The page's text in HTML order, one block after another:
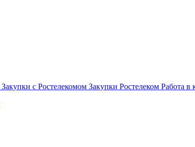
Закупки с Ростелекомом Закупки Ростелеком Работа в